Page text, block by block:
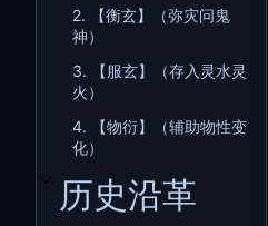
2. 【衡玄】（弥灾问鬼
神）
3. 【服玄】（存入灵水灵
火）
4. 【物衍】（辅助物性变
化）
历史沿革
开关历史沿革子章节